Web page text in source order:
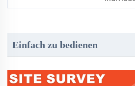
Einfach zu bedienen